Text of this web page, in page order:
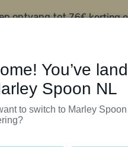
ontvang tot76€ korting
You’ve
Spoon NL
to switch to Marley